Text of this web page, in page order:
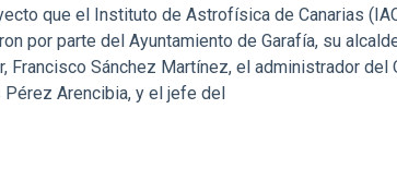
que el Instituto de Astrofísica de Canarias
por parte del Ayuntamiento de Garafía, su
Francisco Sánchez Martínez, el administrador
Pérez Arencibia, y el jefe del